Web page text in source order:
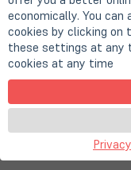
economically. You
cookies by clicking on
these settings at any
cookies at any time